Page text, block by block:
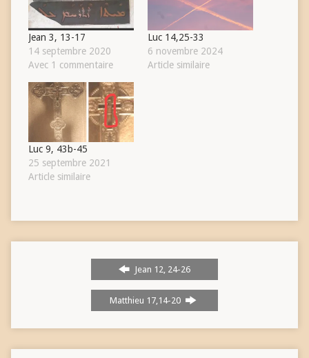
Jean 3, 13-17
14 septembre 2020
Avec 1 commentaire
Luc 14,25-33
6 novembre 2024
Article similaire
Luc 9, 43b-45
25 septembre 2021
Article similaire
Jean 12, 24-26
Matthieu 17,14-20